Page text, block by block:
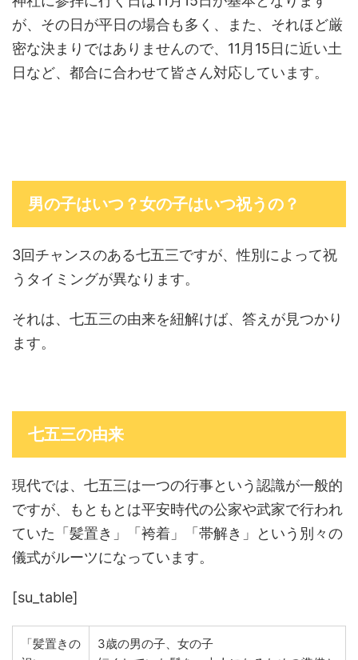
が、その日が平日の場合も多く、また、それほど厳
密な決まりではありませんので、11月15日に近い土
日など、都合に合わせて皆さん対応しています。
男の子はいつ？女の子はいつ祝うの？
3回チャンスのある七五三ですが、性別によって祝
うタイミングが異なります。
それは、七五三の由来を紐解けば、答えが見つかり
ます。
七五三の由来
現代では、七五三は一つの行事という認識が一般的
ですが、もともとは平安時代の公家や武家で行われ
ていた「髪置き」「袴着」「帯解き」という別々の
儀式がルーツになっています。
[su_table]
「髪置きの
3歳の男の子、女の子